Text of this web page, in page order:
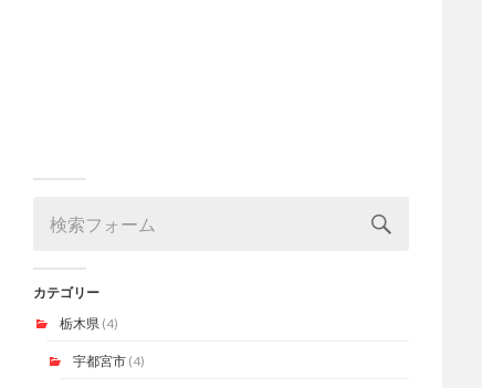
カテゴリー
栃木県 (4)
宇都宮市(4)